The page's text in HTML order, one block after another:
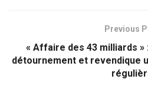
Previous
« Affaire des 43 milliards »
détournement et revendique